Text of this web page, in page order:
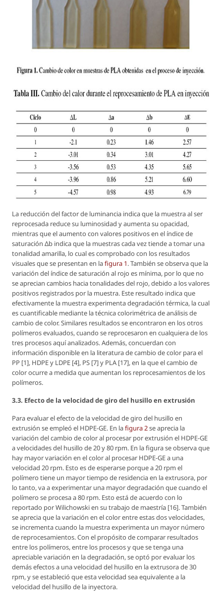
La reducción del factor de luminancia indica que la muestra al ser
reprocesada reduce su luminosidad y aumenta su opacidad,
mientras que el aumento con valores positivos en el índice de
saturación Δb indica que la muestras cada vez tiende a tomar una
tonalidad amarilla, lo cual es comprobado con los resultados
visuales que se presentan en lafigura 1. También se observa que la
variación del índice de saturación al rojo es mínima, por lo que no
se aprecian cambios hacia tonalidades del rojo, debido a los valores
positivos registrados por la muestra. Este resultado indica que
efectivamente la muestra experimenta degradación térmica, la cual
es cuantificable mediante la técnica colorimétrica de análisis de
cambio de color. Similares resultados se encontraron en los otros
polímeros evaluados, cuando se reprocesaron en cualquiera de los
tres procesos aquí analizados. Además, concuerdan con
información disponible en la literatura de cambio de color para el
PP [1], HDPE y LDPE [4], PS [7] y PLA [17], en la que el cambio de
color ocurre a medida que aumentan los reprocesamientos de los
polímeros.
3.3. Efecto de la velocidad de giro del husillo en extrusión
Para evaluar el efecto de la velocidad de giro del husillo en
extrusión se empleó el HDPE-GE. En lafigura 2se aprecia la
variación del cambio de color al procesar por extrusión el HDPE-GE
a velocidades del husillo de 20 y 80 rpm. En la figura se observa que
hay mayor variación en el color al procesar HDPE-GE a una
velocidad 20 rpm. Esto es de esperarse porque a 20 rpm el
polímero tiene un mayor tiempo de residencia en la extrusora, por
lo tanto, va a experimentar una mayor degradación que cuando el
polímero se procesa a 80 rpm. Esto está de acuerdo con lo
reportado por Wilichowski en su trabajo de maestría [16]. También
se aprecia que la variación en el color entre estas dos velocidades,
se incrementa cuando la muestra experimenta un mayor número
de reprocesamientos. Con el propósito de comparar resultados
entre los polímeros, entre los procesos y que se tenga una
apreciable variación en la degradación, se optó por evaluar los
demás efectos a una velocidad del husillo en la extrusora de 30
rpm, y se estableció que esta velocidad sea equivalente a la
velocidad del husillo de la inyectora.